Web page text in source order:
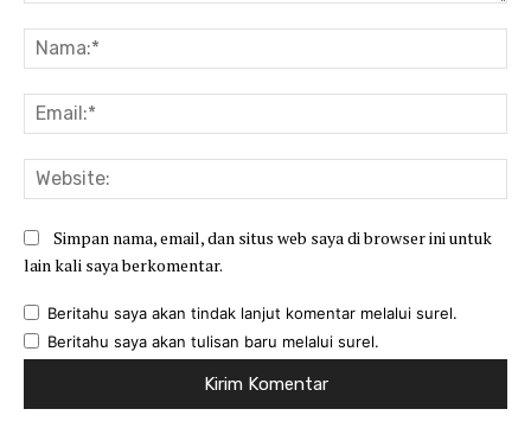
Simpan nama, email, dan situs web saya di browser ini untuk
lain kali saya berkomentar.
Beritahu saya akan tindak lanjut komentar melalui surel.
Beritahu saya akan tulisan baru melalui surel.